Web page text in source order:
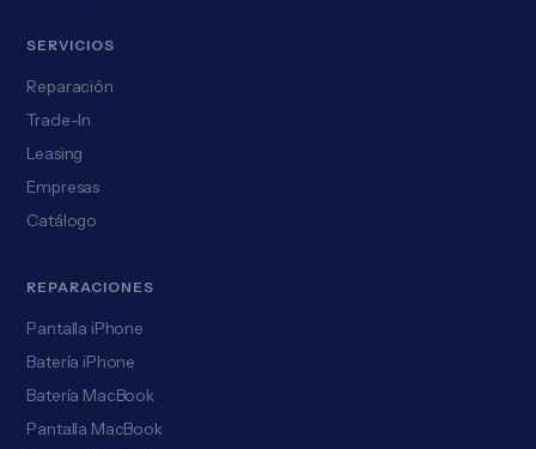
SERVICIOS
Reparación
Trade-In
Leasing
Empresas
Catálogo
REPARACIONES
Pantalla iPhone
Batería iPhone
Batería MacBook
Pantalla MacBook